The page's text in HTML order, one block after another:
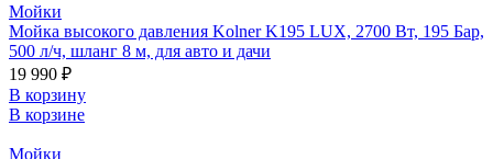
Мойки
Мойка высокого давления Kolner K195 LUX, 2700 Вт, 195 Бар,
500 л/ч, шланг 8 м, для авто и дачи
19 990 ₽
В корзину
В корзине
Мойки